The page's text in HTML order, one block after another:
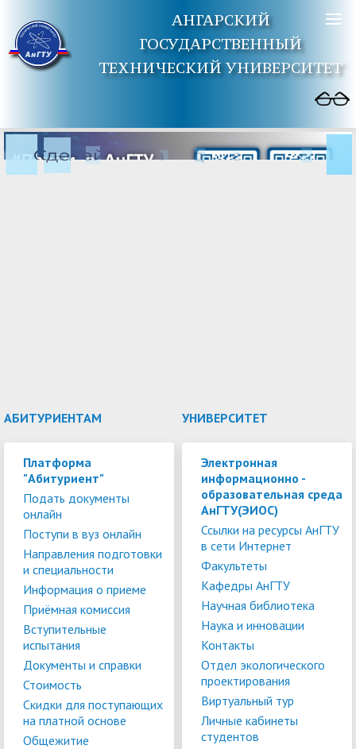
АНГАРСКИЙ
ГОСУДАРСТВЕННЫЙ
ТЕХНИЧЕСКИЙ УНИВЕРСИТЕТ
АБИТУРИЕНТАМ
Платформа
"Абитуриент"
Подать документы
онлайн
Поступи в вуз онлайн
Направления подготовки
и специальности
Информация о приеме
Приёмная комиссия
Вступительные
испытания
Документы и справки
Стоимость
Скидки для поступающих
на платной основе
Общежитие
УНИВЕРСИТЕТ
Электронная
информационно -
образовательная среда
АнГТУ(ЭИОС)
Ссылки на ресурсы АнГТУ
в сети Интернет
Факультеты
Кафедры АнГТУ
Научная библиотека
Наука и инновации
Контакты
Отдел экологического
проектирования
Виртуальный тур
Личные кабинеты
студентов